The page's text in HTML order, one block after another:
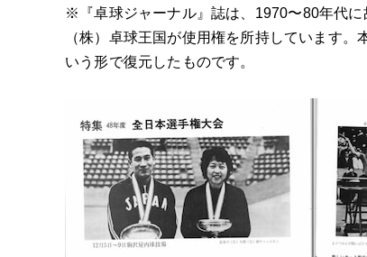
※『卓球ジャーナル』誌は、1970〜80年代
（株）卓球王国が使用権を所持しています
いう形で復元したものです。